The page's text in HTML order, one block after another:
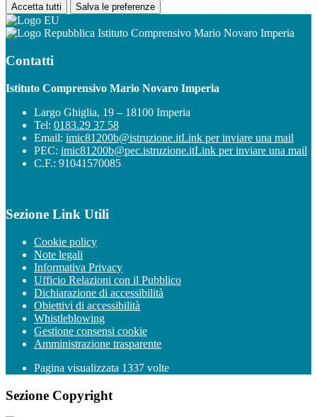
Accetta tutti Salva le preferenze
Istituto Comprensivo Mario Novaro Imperia
Contatti
Istituto Comprensivo Mario Novaro Imperia
Largo Ghiglia, 19 – 18100 Imperia
Tel: 0183.29 37 58
Email: imic81200b@istruzione.itLink per inviare una mail
PEC: imic81200b@pec.istruzione.itLink per inviare una mail
C.F.: 91041570085
Sezione Link Utili
Cookie policy
Note legali
Informativa Privacy
Ufficio Relazioni con il Pubblico
Dichiarazione di accessibilità
Obiettivi di accessibilità
Whistleblowing
Gestione consensi cookie
Amministrazione trasparente
Pagina visualizzata 1337 volte
Sezione Copyright